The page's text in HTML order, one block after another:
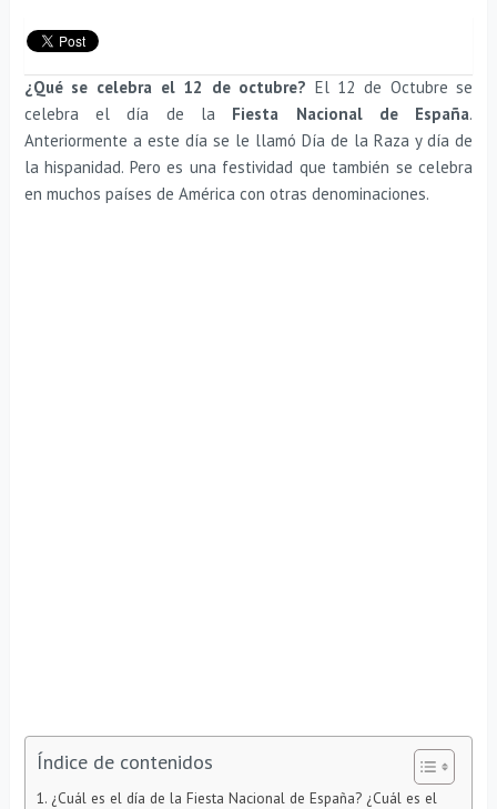
¿Qué se celebra el 12 de octubre? El 12 de Octubre se
celebra el día de la Fiesta Nacional de España.
Anteriormente a este día se le llamó Día de la Raza y día de
la hispanidad. Pero es una festividad que también se celebra
en muchos países de América con otras denominaciones.
Índice de contenidos
¿Cuál es el día de la Fiesta Nacional de España? ¿Cuál es el